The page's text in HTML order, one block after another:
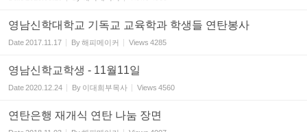
영남신학대학교 기독교 교육학과 학생들 연탄봉사
Date2017.11.17 By해피메이커 Views 4285
영남신학교학생 - 11월11일
Date2020.12.24 By 이대희부목사 Views 4560
연탄은행 재개식 연탄 나눔 장면